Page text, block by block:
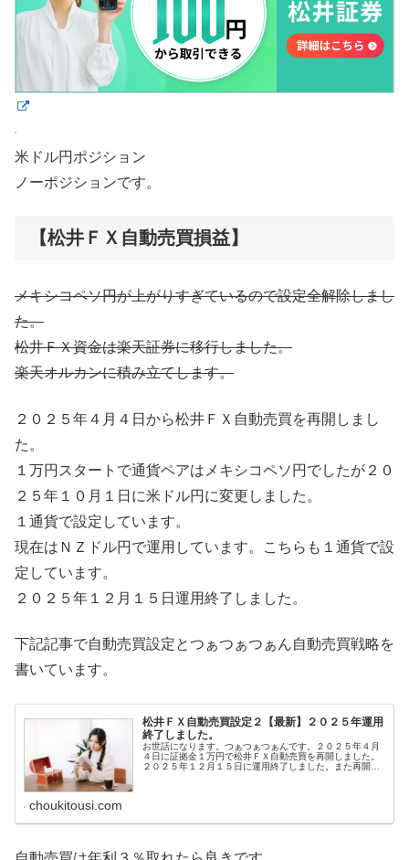
米ドル円ポジション
ノーポジションです。
【松井ＦＸ自動売買損益】
メキシコペソ円が上がりすぎているので設定全解除しまし
た。
松井ＦＸ資金は楽天証券に移行しました。
楽天オルカンに積み立てします。
２０２５年４月４日から松井ＦＸ自動売買を再開しまし
た。
１万円スタートで通貨ペアはメキシコペソ円でしたが２０
２５年１０月１日に米ドル円に変更しました。
１通貨で設定しています。
現在はＮＺドル円で運用しています。こちらも１通貨で設
定しています。
２０２５年１２月１５日運用終了しました。
下記記事で自動売買設定とつぁつぁつぁん自動売買戦略を
書いています。
松井ＦＸ自動売買設定２【最新】２０２５年運用
終了しました。
お世話になります。つぁつぁつぁんです。２０２５年４月
４日に証拠金１万円で松井ＦＸ自動売買を再開しました。
２０２５年１２月１５日に運用終了しました。また再開し
choukitousi.com